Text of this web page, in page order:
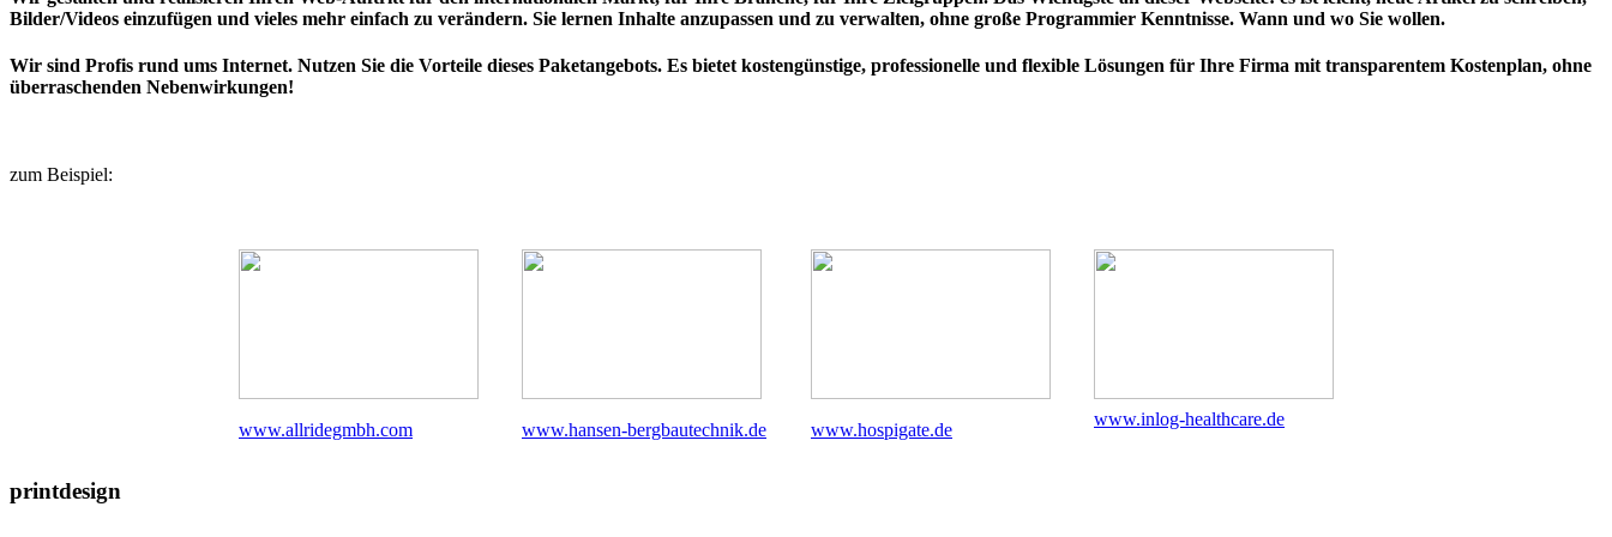
Bilder/Videos einzufügen und vieles mehr einfach zu verändern. Sie lernen Inhalte anzupassen und zu verwalten, ohne große Programmier Kenntnisse. Wann und wo Sie wollen.
Wir sind Profis rund ums Internet. Nutzen Sie die Vorteile dieses Paketangebots. Es bietet kostengünstige, professionelle und flexible Lösungen für Ihre Firma mit transparentem Kostenplan, ohne
überraschenden Nebenwirkungen!
zum Beispiel:
www.allridegmbh.com www.hansen-bergbautechnik.de www.hospigate.de
www.inlog-healthcare.de
printdesign